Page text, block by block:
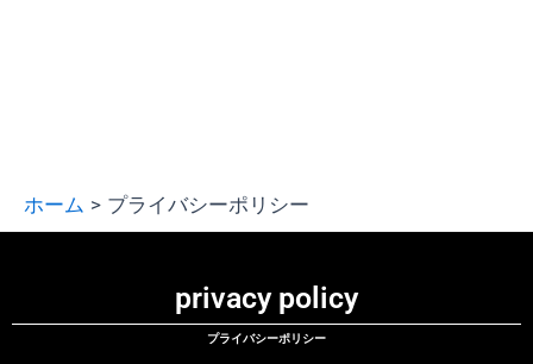
ホーム プライバシーポリシー
privacy policy
プライバシーポリシー